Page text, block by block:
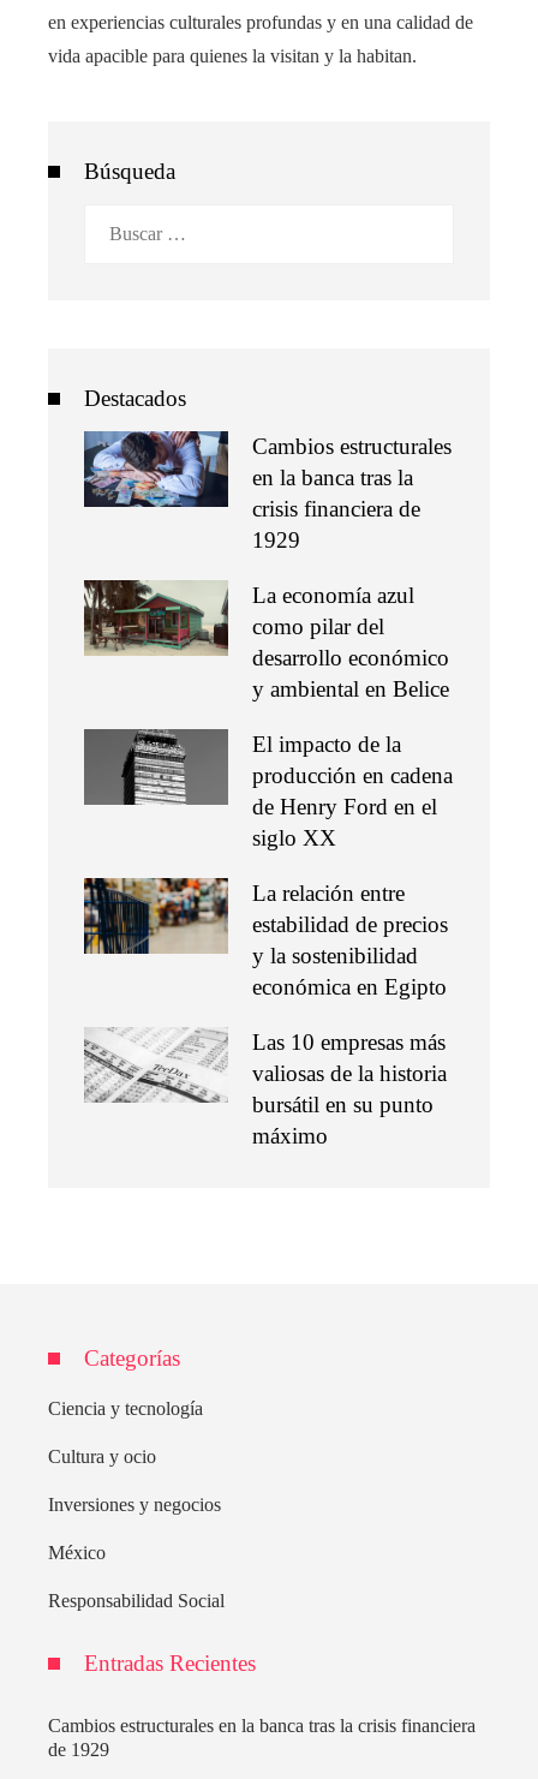
en experiencias culturales profundas y en una calidad de
vida apacible para quienes la visitan y la habitan.
Búsqueda
Destacados
Cambios estructurales
en la banca tras la
crisis financiera de
1929
La economía azul
como pilar del
desarrollo económico
y ambiental en Belice
El impacto de la
producción en cadena
de Henry Ford en el
siglo XX
La relación entre
estabilidad de precios
y la sostenibilidad
económica en Egipto
Las 10 empresas más
valiosas de la historia
bursátil en su punto
máximo
Categorías
Ciencia y tecnología
Cultura y ocio
Inversiones y negocios
México
Responsabilidad Social
Entradas Recientes
Cambios estructurales en la banca tras la crisis financiera
de 1929